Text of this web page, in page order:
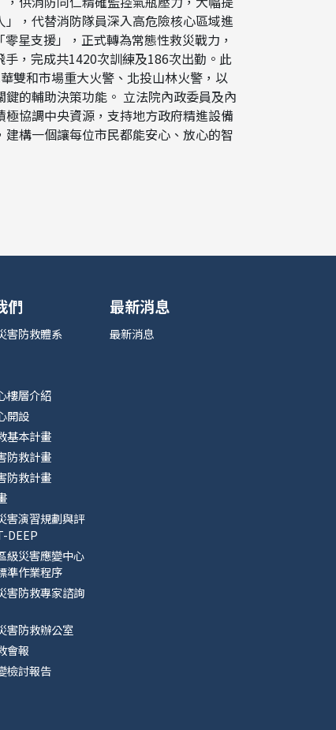
，代替消防隊員深入高危險核心區域進
星支援」，正式轉為常態性救災戰力，
，完成共1420次訓練及186次出勤。此
雙和市場重大火警、北投山林火警，以
的輔助決策功能。 立法院內政委員及內
協調中央資源，支持地方政府精進設備
構一個讓每位市民都能安心、放心的智
們
害防救體系
樓層介紹
開設
基本計畫
防救計畫
防救計畫
害演習規劃與評
DEEP
級災害應變中心
準作業程序
害防救專家諮詢
害防救辦公室
會報
檢討報告
最新消息
最新消息